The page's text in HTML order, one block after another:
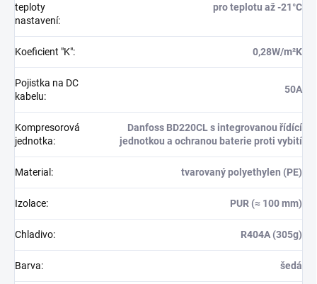
teploty
nastavení:
pro teplotu až -21°C
Koeficient "K": 0,28W/m²K
Pojistka na DC
kabelu:
50A
Kompresorová
jednotka:
Danfoss BD220CL s integrovanou řídící
jednotkou a ochranou baterie proti vybití
Material: tvarovaný polyethylen (PE)
Izolace: PUR (≈ 100 mm)
Chladivo: R404A (305g)
Barva: šedá